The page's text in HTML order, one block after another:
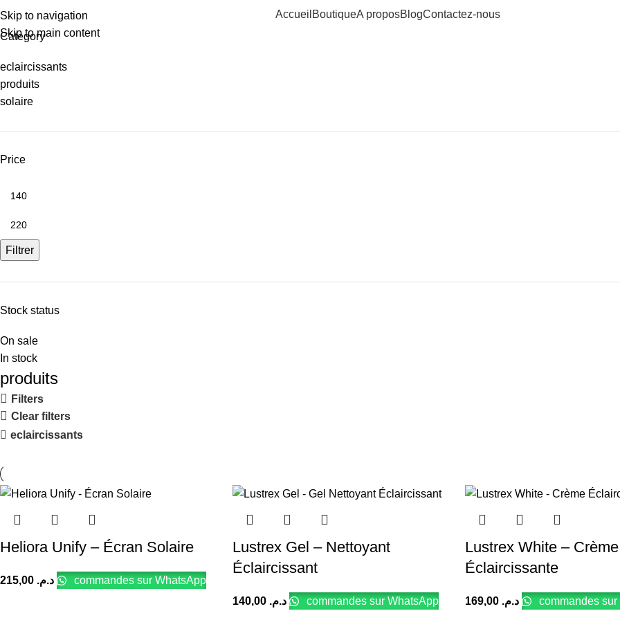
Skip to navigation
Skip to main content
Accueil BoutiqueA proposBlogContactez-nous
Category
eclaircissants
produits
solaire
Price
Filtrer
Stock status
On sale
In stock
produits
Filters
Clear filters
eclaircissants
Heliora Unify – Écran Solaire
د.م. commandes sur WhatsApp
Lustrex Gel – Nettoyant
Éclaircissant
د.م. commandes sur WhatsApp
Lustrex White – Crème
Éclaircissante
د.م. commandes